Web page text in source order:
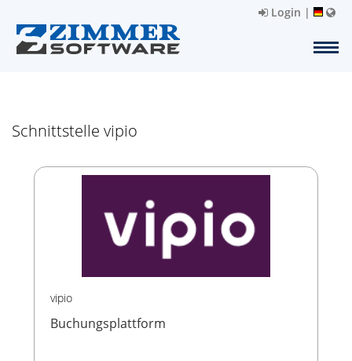
Login |
Schnittstelle vipio
vipio
Buchungsplattform